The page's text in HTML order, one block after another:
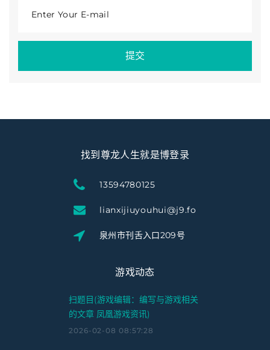
Enter Your E-mail
提交
找到尊龙人生就是博登录
13594780125
lianxijiuyouhui@j9.fo
泉州市刊舌入口209号
游戏动态
扫题目(游戏编辑：编写与游戏相关
的文章 凤凰游戏资讯)
2026-02-08 08:57:28